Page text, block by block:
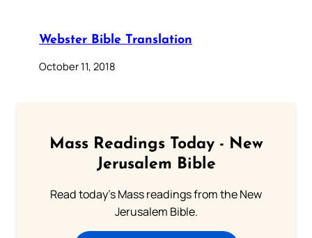
Webster Bible Translation
October 11, 2018
Mass Readings Today - New
Jerusalem Bible
Read today's Mass readings from the New
Jerusalem Bible.